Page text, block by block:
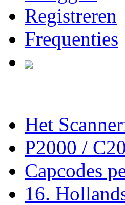
Registreren
Frequenties
Het
P2000 /
Capcodes
16.